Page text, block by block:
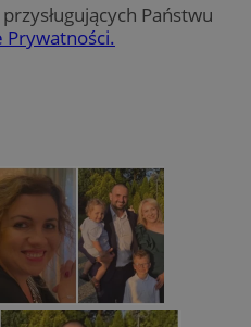
Państwu
Prywatności.